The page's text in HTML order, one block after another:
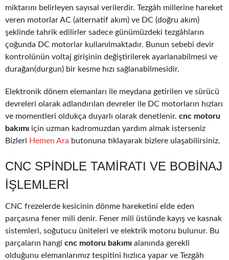
miktarını belirleyen sayısal verilerdir. Tezgâh millerine hareket
veren motorlar AC (alternatif akım) ve DC (doğru akım)
şeklinde tahrik edilirler sadece günümüzdeki tezgâhların
çoğunda DC motorlar kullanılmaktadır. Bunun sebebi devir
kontrolünün voltaj girişinin değiştirilerek ayarlanabilmesi ve
durağan(durgun) bir kesme hızı sağlanabilmesidir.
Elektronik dönem elemanları ile meydana getirilen ve sürücü
devreleri olarak adlandırılan devreler ile DC motorların hızları
ve momentleri oldukça duyarlı olarak denetlenir. cnc motoru
bakımı için uzman kadromuzdan yardım almak isterseniz
Bizleri Hemen Ara butonuna tıklayarak bizlere ulaşabilirsiniz.
CNC SPINDLE TAMIRATI VE BOBINAJ
IŞLEMLERI
CNC frezelerde kesicinin dönme hareketini elde eden
parçasına fener mili denir. Fener mili üstünde kayış ve kasnak
sistemleri, soğutucu üniteleri ve elektrik motoru bulunur. Bu
parçaların hangi cnc motoru bakımı alanında gerekli
olduğunu elemanlarımız tespitini hızlıca yapar ve Tezgâh